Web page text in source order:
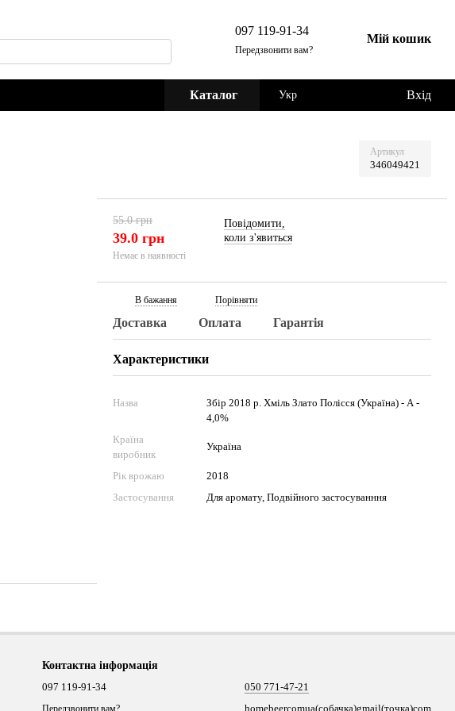
097 119-91-34
Передзвонити вам?
Мій кошик
Каталог Укр Вхід
Артикул
346049421
55.0 грн
39.0 грн
Немає в наявності
Повідомити,
коли з'явиться
В бажання Порівняти
Доставка Оплата Гарантія
Характеристики
Назва
Збір 2018 р. Хміль Злато Полісся (Україна) - А -
4,0%
Країна
виробник
Україна
Рік врожаю
2018
Застосування
Для аромату, Подвійного застосуванння
Контактна інформація
097 119-91-34
Передзвонити вам?
050 771-47-21
homebeercomua(собачка)gmail(точка)com